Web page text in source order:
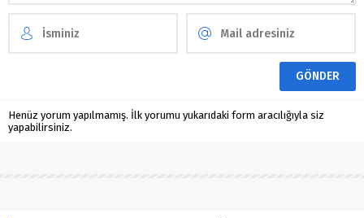
Henüz yorum yapılmamış. İlk yorumu yukarıdaki form aracılığıyla siz
yapabilirsiniz.